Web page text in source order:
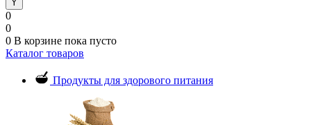
0
0
0 В корзине пока пусто
Каталог товаров
Продукты для здорового питания